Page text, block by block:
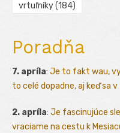
vrtuľníky(184)
Poradňa
7. apríla: Je to fakt wau,
to celé dopadne, aj keď sa
2. apríla: Je fascinujúce
vraciame na cestu k